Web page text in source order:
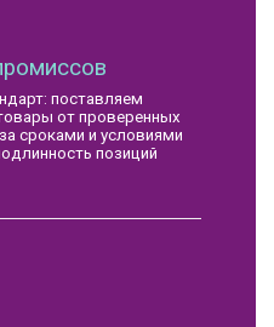
поставляем
от проверенных
сроками и условиями
позиций